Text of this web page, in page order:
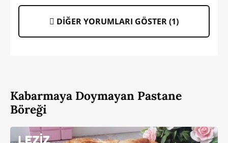
DİĞER YORUMLARI GÖSTER (1)
Kabarmaya Doymayan Pastane
Böreği